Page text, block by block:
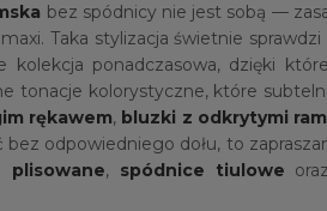
bez spódnicy nie jest sobą —
Taka stylizacja świetnie sprawdzi
kolekcja ponadczasowa, dzięki
tonacje kolorystyczne, które
rękawem, bluzki z odkrytymi
bez odpowiedniego dołu, to
plisowane, spódnice tiulowe